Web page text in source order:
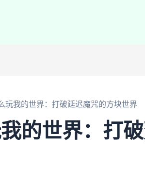
玩我的世界：打破延迟魔咒的方块世界
的世界：打